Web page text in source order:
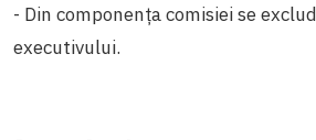
- Din componența comisiei se
executivului.